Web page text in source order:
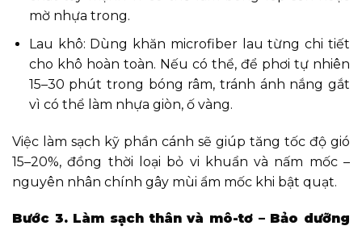
mờ nhựa trong.
Lau khô: Dùng khăn microfiber lau từng chi tiết
cho khô hoàn toàn. Nếu có thể, để phơi tự nhiên
15–30 phút trong bóng râm, tránh ánh nắng gắt
vì có thể làm nhựa giòn, ố vàng.
Việc làm sạch kỹ phần cánh sẽ giúp tăng tốc độ gió
15–20%, đồng thời loại bỏ vi khuẩn và nấm mốc –
nguyên nhân chính gây mùi ẩm mốc khi bật quạt.
Bước 3. Làm sạch thân và mô-tơ – Bảo dưỡng